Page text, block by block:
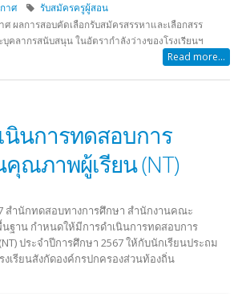
าศ
รับสมัครครูผู้สอน
ศ ผลการสอบคัดเลือกรับสมัครสรรหาและเลือกสรร
คลากรสนับสนุน ในอัตรากำลังว่างของโรงเรียนฯ
Read more...
นินการทดสอบการ
คุณภาพผู้เรียน (NT)
สำนักทดสอบทางการศึกษา สำนักงานคณะ
ฐาน กำหนดให้มีการดำเนินการทดสอบการ
ประจำปีการศึกษา 2567 ให้กับนักเรียนประถม
เรียนสังกัดองค์กรปกครองส่วนท้องถิ่น